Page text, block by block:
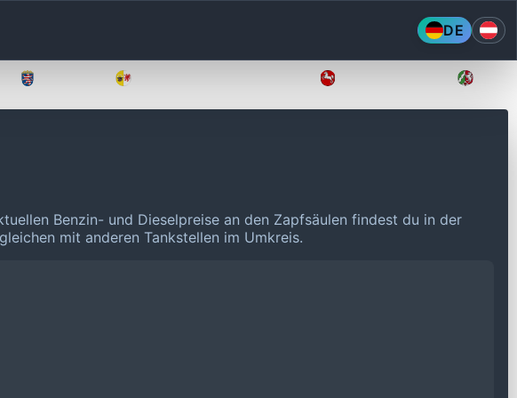
DE
Benzin- und Dieselpreise an den Zapfsäulen findest du in der
mit anderen Tankstellen im Umkreis.